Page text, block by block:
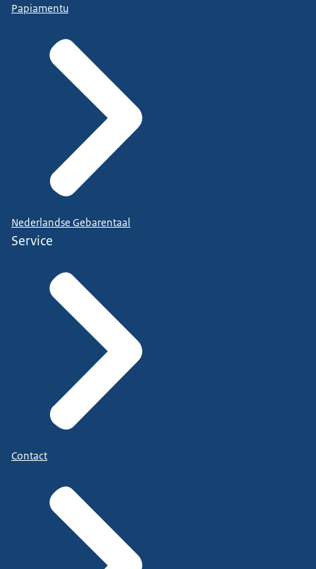
Papiamentu
Nederlandse Gebarentaal
Service
Contact